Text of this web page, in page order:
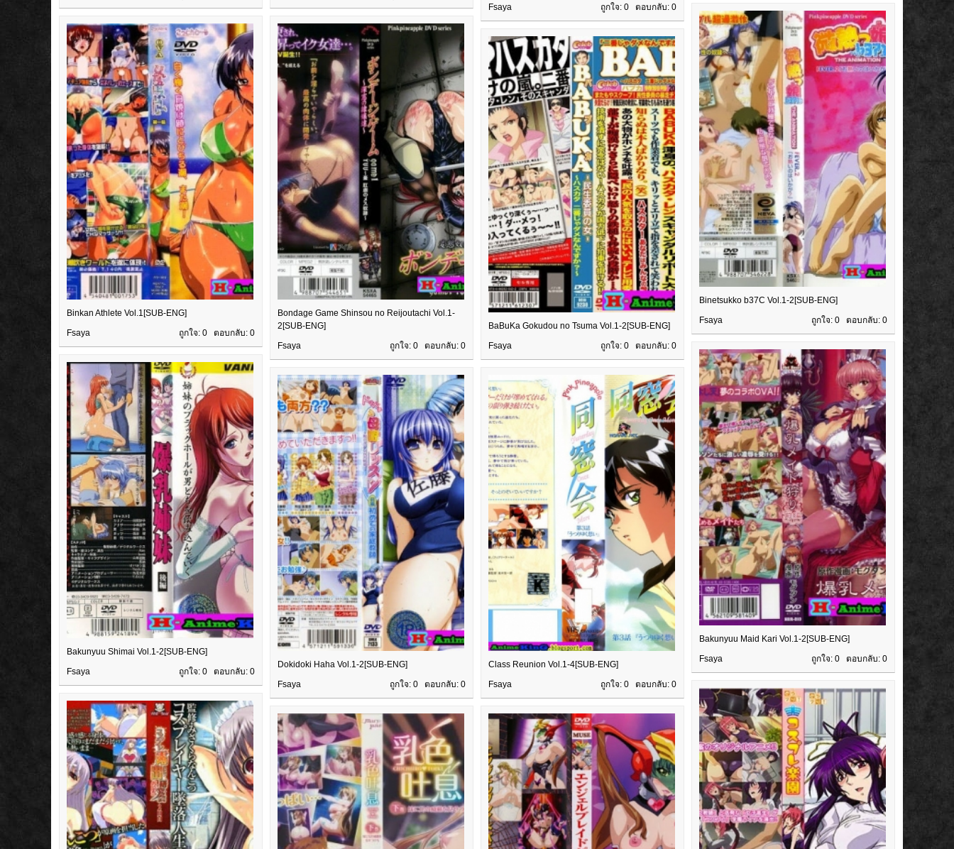
ถูกใจ: 0 ตอบกลับ: 0
Fsaya
Binetsukko b37C Vol.1-2[SUB-ENG]
ถูกใจ: 0 ตอบกลับ: 0
Fsaya
Binkan Athlete Vol.1[SUB-ENG]
ถูกใจ: 0 ตอบกลับ: 0
Fsaya
Bondage Game Shinsou no Reijoutachi Vol.1-
2[SUB-ENG]
ถูกใจ: 0 ตอบกลับ: 0
Fsaya
BaBuKa Gokudou no Tsuma Vol.1-2[SUB-ENG]
ถูกใจ: 0 ตอบกลับ: 0
Fsaya
Bakunyuu Maid Kari Vol.1-2[SUB-ENG]
ถูกใจ: 0 ตอบกลับ: 0
Fsaya
Bakunyuu Shimai Vol.1-2[SUB-ENG]
ถูกใจ: 0 ตอบกลับ: 0
Fsaya
Dokidoki Haha Vol.1-2[SUB-ENG]
ถูกใจ: 0 ตอบกลับ: 0
Fsaya
Class Reunion Vol.1-4[SUB-ENG]
ถูกใจ: 0 ตอบกลับ: 0
Fsaya